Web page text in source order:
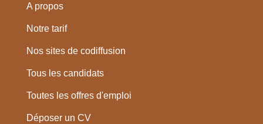
A propos
Notre tarif
Nos sites de codiffusion
Tous les candidats
Toutes les offres d'emploi
Déposer un CV